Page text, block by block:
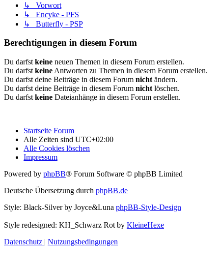
↳ Vorwort
↳ Encyke - PFS
↳ Butterfly - PSP
Berechtigungen in diesem Forum
Du darfst keine neuen Themen in diesem Forum erstellen.
Du darfst keine Antworten zu Themen in diesem Forum erstellen.
Du darfst deine Beiträge in diesem Forum nicht ändern.
Du darfst deine Beiträge in diesem Forum nicht löschen.
Du darfst keine Dateianhänge in diesem Forum erstellen.
Startseite Forum
Alle Zeiten sind UTC+02:00
Alle Cookies löschen
Impressum
Powered by phpBB® Forum Software © phpBB Limited
Deutsche Übersetzung durch phpBB.de
Style: Black-Silver by Joyce&Luna phpBB-Style-Design
Style redesigned: KH_Schwarz Rot by KleineHexe
Datenschutz | Nutzungsbedingungen